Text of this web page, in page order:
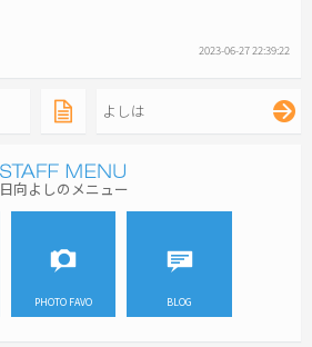
2023-06-27 22:39:22
よしは
日向よしのメニュー
PHOTO FAVO BLOG